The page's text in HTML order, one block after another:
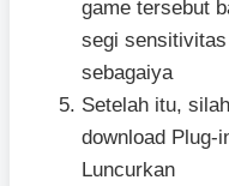
game tersebut
segi
sebagaiya
Setelah itu,
download Plug-
Luncurkan